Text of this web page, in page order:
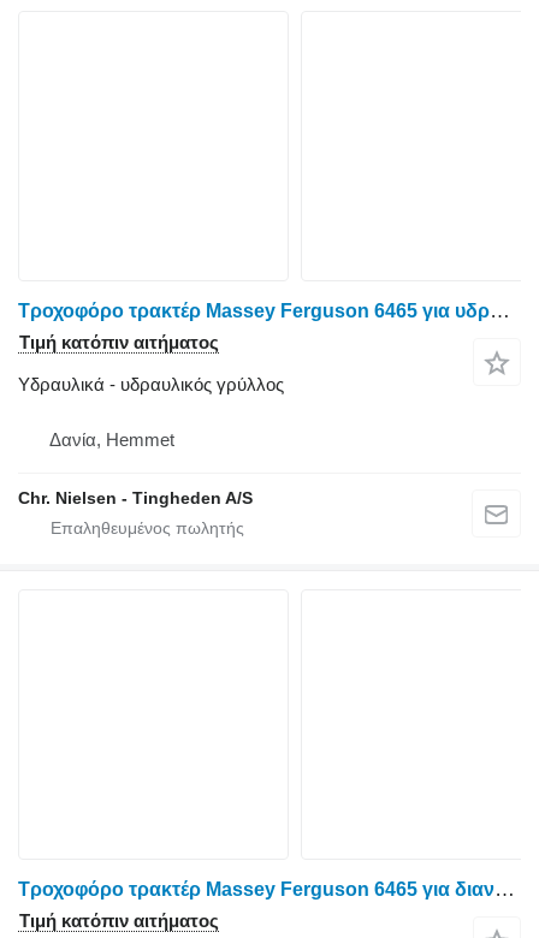
Τροχοφόρο τρακτέρ Massey Ferguson 6465 για υδραυλικός γρύλλος
Τιμή κατόπιν αιτήματος
Υδραυλικά - υδραυλικός γρύλλος
Δανία, Hemmet
Chr. Nielsen - Tingheden A/S
Τροχοφόρο τρακτέρ Massey Ferguson 6465 για διανομέας
Τιμή κατόπιν αιτήματος